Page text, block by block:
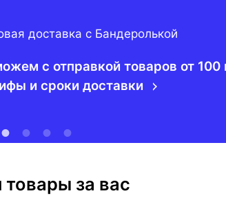
доставка с Бандеролькой
с отправкой товаров от 100
и сроки доставки
за вас